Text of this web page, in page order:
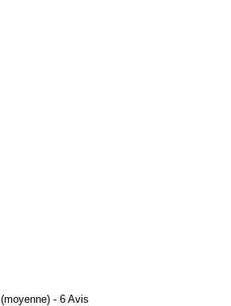
(moyenne) - 6 Avis